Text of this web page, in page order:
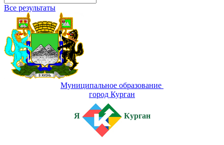
Все результаты
Муниципальное образование
город Курган
Я Курган